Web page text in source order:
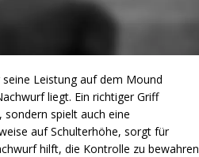
Leistung auf dem Mound
liegt. Ein richtiger Griff
spielt auch eine
auf Schulterhöhe, sorgt für
hilft, die Kontrolle zu bewahren